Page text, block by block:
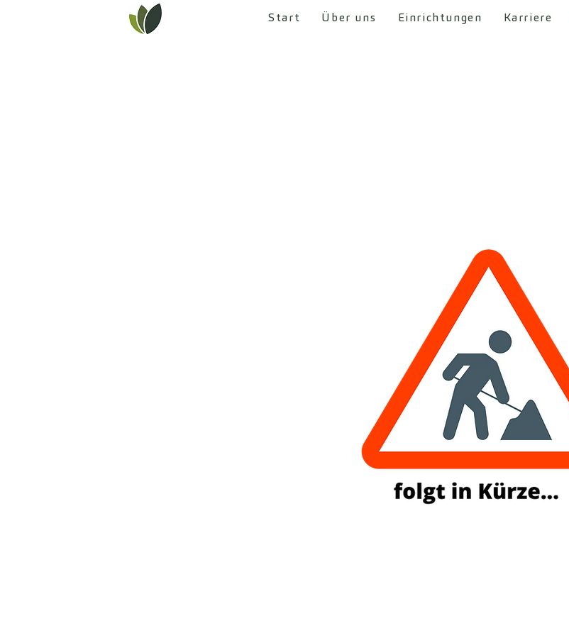
Start Über uns Einrichtungen Karriere